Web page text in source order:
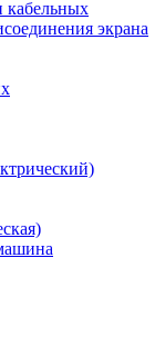
кабельных
экрана